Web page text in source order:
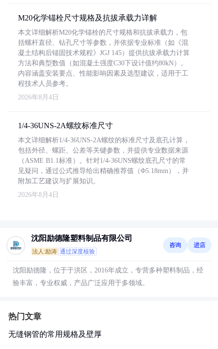
M20化学锚栓尺寸规格及抗拔承载力详解
本文详细解析M20化学锚栓的尺寸规格和抗拔承载力，包
括螺杆直径、钻孔尺寸等参数，并依据专业标准（如《混
凝土结构后锚固技术规程》JGJ 145）提供抗拔承载力计算
方法和典型数值（如混凝土强度C30下设计值约80kN）。
内容涵盖安装要点、性能影响因素及选型建议，适用于工
程技术人员参考。
2026年8月4日
1/4-36UNS-2A螺纹标准尺寸
本文详细解析1/4-36UNS-2A螺纹的标准尺寸及底孔计算，
包括外径、螺距、公差等关键参数，并提供专业数据来源
（ASME B1.1标准）。针对1/4-36UNS螺纹底孔尺寸的常
见疑问，通过公式推导给出精确推荐值（Φ5.18mm），并
附加工艺建议与扩展知识。
2026年8月4日
沈阳励德隆塑料制品有限公司
法人:励涛 通过深度核验
咨询 进店
沈阳励德隆，位于于洪区，2016年成立，专营多种塑料制品，经
验丰富，专业权威，产品广泛应用于多领域。
热门文章
无缝钢管的常用规格及壁厚